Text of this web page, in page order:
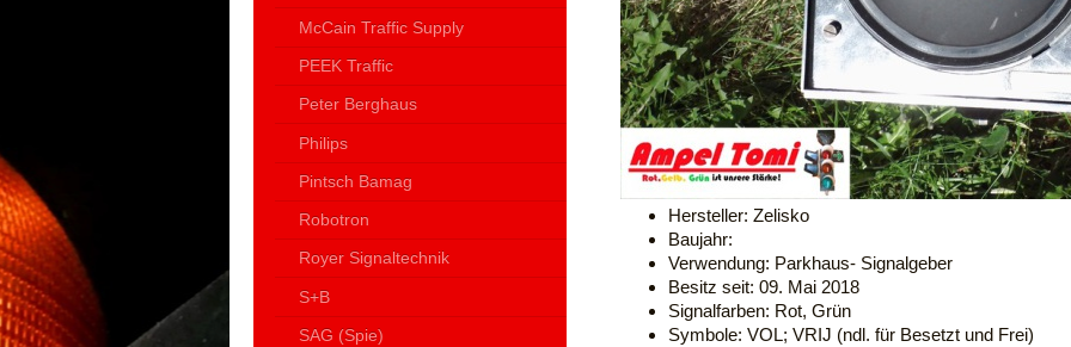
Hersteller: Zelisko
Baujahr:
Verwendung: Parkhaus- Signalgeber
Besitz seit: 09. Mai 2018
Signalfarben: Rot, Grün
Symbole: VOL; VRIJ (ndl. für Besetzt und Frei)
McCain Traffic Supply
PEEK Traffic
Peter Berghaus
Philips
Pintsch Bamag
Robotron
Royer Signaltechnik
S+B
SAG (Spie)